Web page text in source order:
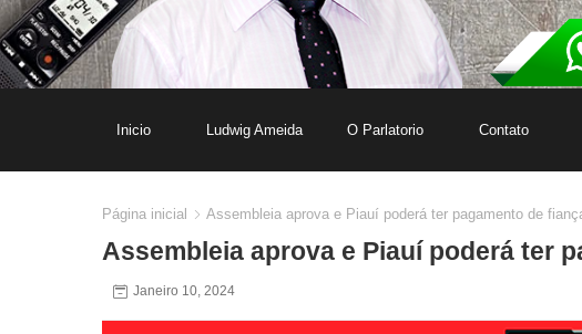
Inicio Ludwig Ameida O Parlatorio Contato
Página inicial Assembleia aprova e Piauí poderá ter pagamento de
Assembleia aprova e Piauí poderá ter
Janeiro 10, 2024